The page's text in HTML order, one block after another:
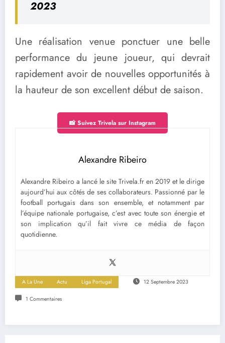
2023
Une réalisation venue ponctuer une belle
performance du jeune joueur, qui devrait
rapidement avoir de nouvelles opportunités à
la hauteur de son excellent début de saison.
📸 Suivez Trivela sur Instagram
Alexandre Ribeiro
Alexandre Ribeiro a lancé le site Trivela.fr en 2019 et le dirige
aujourd’hui aux côtés de ses collaborateurs. Passionné par le
football portugais dans son ensemble, et notamment par
l’équipe nationale portugaise, c’est avec toute son énergie et
son implication qu’il fait vivre ce média de façon
quotidienne.
A La Une Actu Liga Portugal 12 Septembre 2023
1 Commentaires